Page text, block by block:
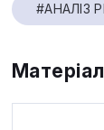
#АНАЛІЗ